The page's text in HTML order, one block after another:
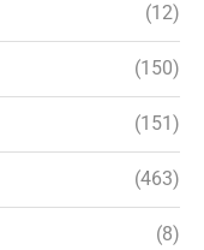
(12)
(150)
(151)
(463)
(8)